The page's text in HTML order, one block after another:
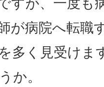
すが、一度も
が病院へ転職
多く見受けま
か。